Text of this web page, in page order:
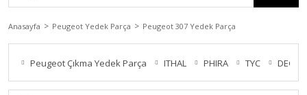
Anasayfa Peugeot Yedek Parça Peugeot 307 Yedek Parça
Peugeot Çıkma Yedek Parça ITHAL PHIRA TYC DEGA